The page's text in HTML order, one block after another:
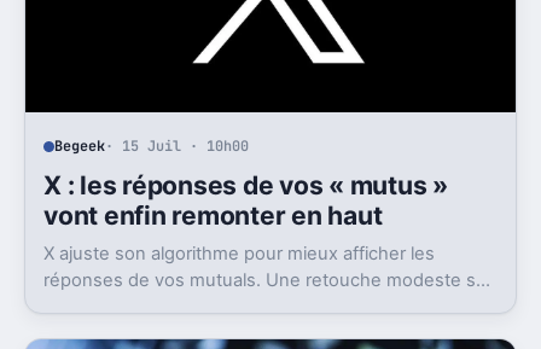
Begeek· 15 Juil · 10h00
X : les réponses de vos « mutus »
vont enfin remonter en haut
X ajuste son algorithme pour mieux afficher les
réponses de vos mutuals. Une retouche modeste sur